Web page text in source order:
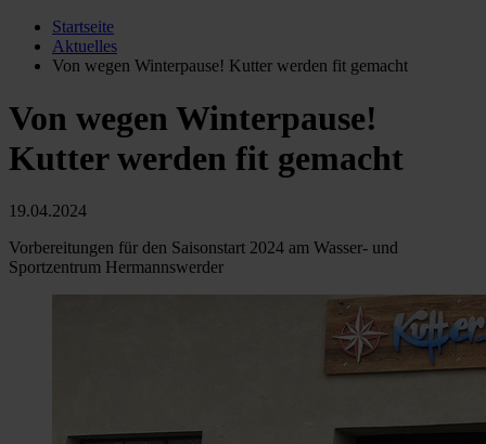
Startseite
Aktuelles
Von wegen Winterpause! Kutter werden fit gemacht
Von wegen Winterpause!
Kutter werden fit gemacht
19.04.2024
Vorbereitungen für den Saisonstart 2024 am Wasser- und
Sportzentrum Hermannswerder